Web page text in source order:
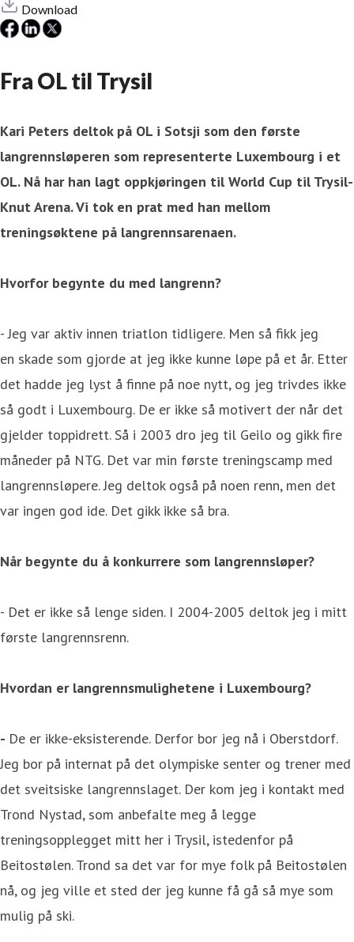
Download
Fra OL til Trysil
Kari Peters deltok på OL i Sotsji som den første
langrennsløperen som representerte Luxembourg i et
OL. Nå har han lagt oppkjøringen til World Cup til Trysil-
Knut Arena. Vi tok en prat med han mellom
treningsøktene på langrennsarenaen.
Hvorfor begynte du med langrenn?
- Jeg var aktiv innen triatlon tidligere. Men så fikk jeg
en skade som gjorde at jeg ikke kunne løpe på et år. Etter
det hadde jeg lyst å finne på noe nytt, og jeg trivdes ikke
så godt i Luxembourg. De er ikke så motivert der når det
gjelder toppidrett. Så i 2003 dro jeg til Geilo og gikk fire
måneder på NTG. Det var min første treningscamp med
langrennsløpere. Jeg deltok også på noen renn, men det
var ingen god ide. Det gikk ikke så bra.
Når begynte du å konkurrere som langrennsløper?
- Det er ikke så lenge siden. I 2004-2005 deltok jeg i mitt
første langrennsrenn.
Hvordan er langrennsmulighetene i Luxembourg?
- De er ikke-eksisterende. Derfor bor jeg nå i Oberstdorf.
Jeg bor på internat på det olympiske senter og trener med
det sveitsiske langrennslaget. Der kom jeg i kontakt med
Trond Nystad, som anbefalte meg å legge
treningsopplegget mitt her i Trysil, istedenfor på
Beitostølen. Trond sa det var for mye folk på Beitostølen
nå, og jeg ville et sted der jeg kunne få gå så mye som
mulig på ski.